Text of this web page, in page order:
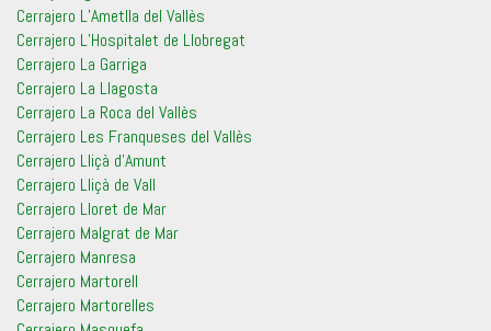
Cerrajero L’Ametlla del Vallès
Cerrajero L’Hospitalet de Llobregat
Cerrajero La Garriga
Cerrajero La Llagosta
Cerrajero La Roca del Vallès
Cerrajero Les Franqueses del Vallès
Cerrajero Lliçà d’Amunt
Cerrajero Lliçà de Vall
Cerrajero Lloret de Mar
Cerrajero Malgrat de Mar
Cerrajero Manresa
Cerrajero Martorell
Cerrajero Martorelles